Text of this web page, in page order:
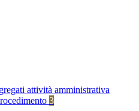
attività amministrativa
3